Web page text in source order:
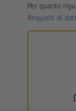
Per quanto
Requisiti di